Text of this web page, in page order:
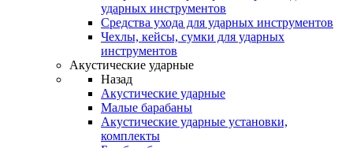
ударных инструментов
Средства ухода для ударных инструментов
Чехлы, кейсы, сумки для ударных
инструментов
Акустические ударные
Назад
Акустические ударные
Mалые барабаны
Акустические ударные установки,
комплекты